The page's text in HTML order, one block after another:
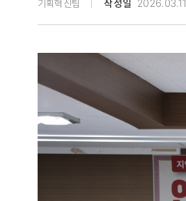
기획혁신팀 작성일 2026.03.11